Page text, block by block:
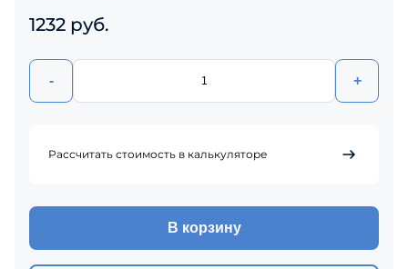
1232 руб.
- +
Рассчитать стоимость в калькуляторе
В корзину